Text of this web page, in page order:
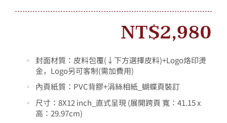
NT$2,980
封面材質： 皮料包覆(↓下方選擇皮料)+Logo烙印燙
金，Logo另可客制(需加費用)
內頁紙質：PVC背膠+涓絲相紙_蝴蝶頁裝訂
尺寸：8X12 inch_直式呈現 (展開跨頁 寬：41.15 x
高：29.97cm)